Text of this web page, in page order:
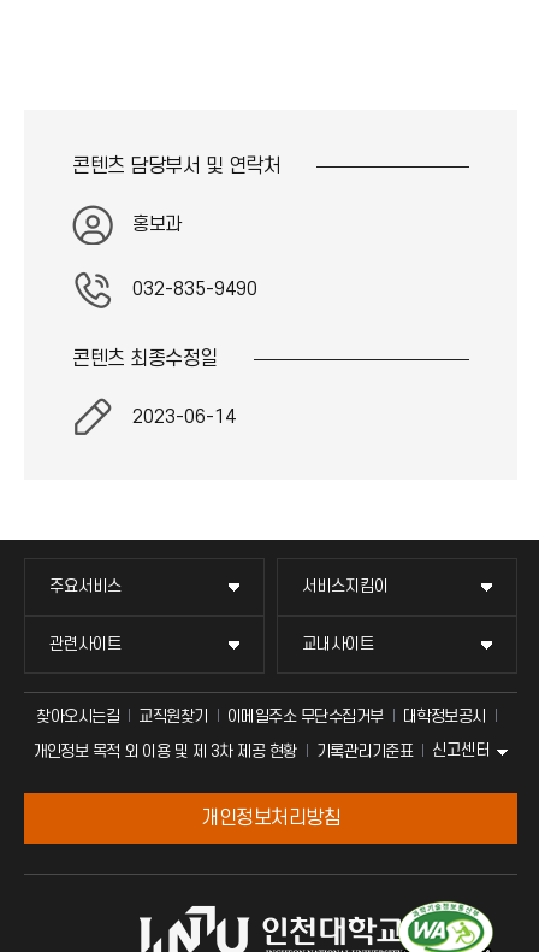
콘텐츠 담당부서 및 연락처
홍보과
032-835-9490
콘텐츠 최종수정일
2023-06-14
주요서비스 서비스지킴이
관련사이트 교내사이트
찾아오시는길 교직원찾기 이메일주소 무단수집거부
대학정보공시
개인정보 목적 외 이용 및 제 3차 제공 현황
기록관리기준표 신고센터
개인정보처리방침